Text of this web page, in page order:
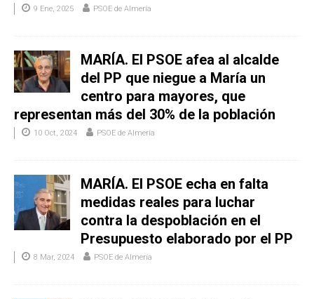
9 Ene, 2025 PSOE de Almería
MARÍA. El PSOE afea al alcalde
del PP que niegue a María un
centro para mayores, que
representan más del 30% de la población
10 Oct, 2024 PSOE de Almería
MARÍA. El PSOE echa en falta
medidas reales para luchar
contra la despoblación en el
Presupuesto elaborado por el PP
8 Mar, 2024 PSOE de Almería